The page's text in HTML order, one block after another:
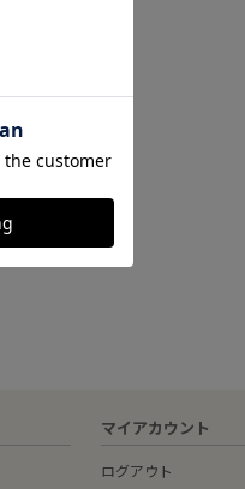
マイアカウント
ログアウト